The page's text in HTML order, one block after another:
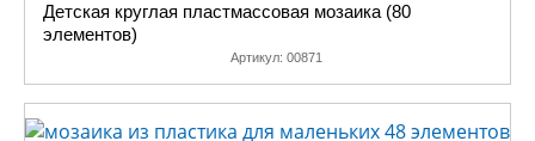
Детская круглая пластмассовая мозаика (80
элементов)
Артикул: 00871